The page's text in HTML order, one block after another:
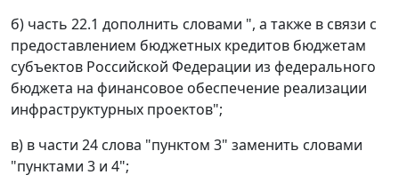
б) часть 22.1 дополнить словами ", а также в связи с
предоставлением бюджетных кредитов бюджетам
субъектов Российской Федерации из федерального
бюджета на финансовое обеспечение реализации
инфраструктурных проектов";
в) в части 24 слова "пунктом 3" заменить словами
"пунктами 3 и 4";